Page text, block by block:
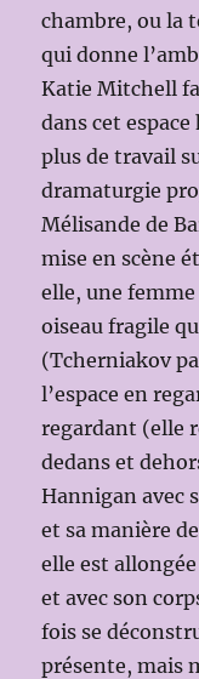
chambre, ou la
qui donne
Katie Mitchell
dans cet
plus de travail
dramaturgie
Mélisande de
mise en scène
elle, une
oiseau fragile
(Tcherniakov
l’espace en
regardant (elle
dedans et
Hannigan avec
et sa manière
elle est
et avec son
fois se
présente, mais